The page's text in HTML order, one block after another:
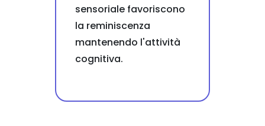
sensoriale favoriscono
la reminiscenza
mantenendo l'attività
cognitiva.